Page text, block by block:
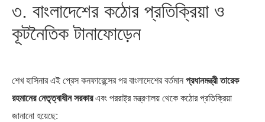
৩. বাংলাদেশের কঠোর প্রতিক্রিয়া ও
কূটনৈতিক টানাফোড়েন
শেখ হাসিনার এই প্রেস কনফারেন্সের পর বাংলাদেশের বর্তমান প্রধানমন্ত্রী তারেক
রহমানের নেতৃত্বাধীন সরকারএবং পররাষ্ট্র মন্ত্রণালয় থেকে কঠোর প্রতিক্রিয়া
জানানো হয়েছে: